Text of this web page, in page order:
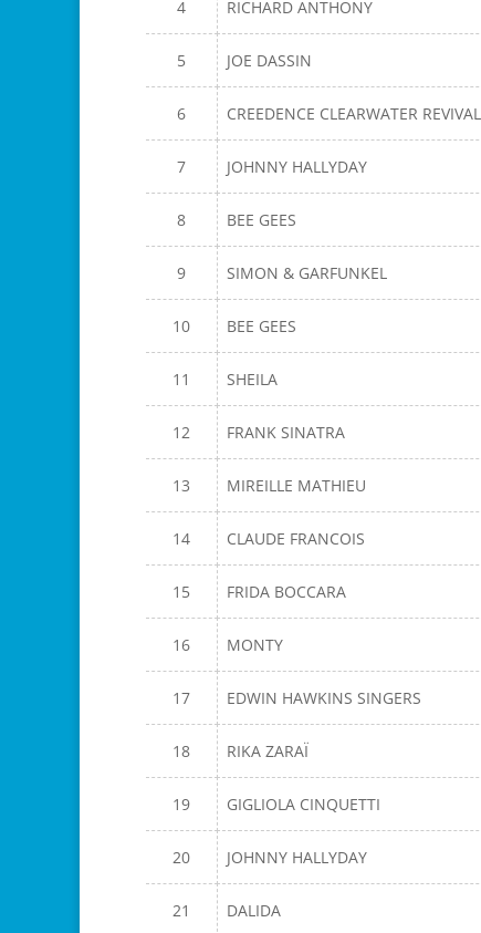
4 RICHARD ANTHONY
5 JOE DASSIN
6 CREEDENCE CLEARWATER REVIVAL
7 JOHNNY HALLYDAY
8 BEE GEES
9 SIMON & GARFUNKEL
10 BEE GEES
11 SHEILA
12 FRANK SINATRA
13 MIREILLE MATHIEU
14 CLAUDE FRANCOIS
15 FRIDA BOCCARA
16 MONTY
17 EDWIN HAWKINS SINGERS
18 RIKA ZARAÏ
19 GIGLIOLA CINQUETTI
20 JOHNNY HALLYDAY
21 DALIDA